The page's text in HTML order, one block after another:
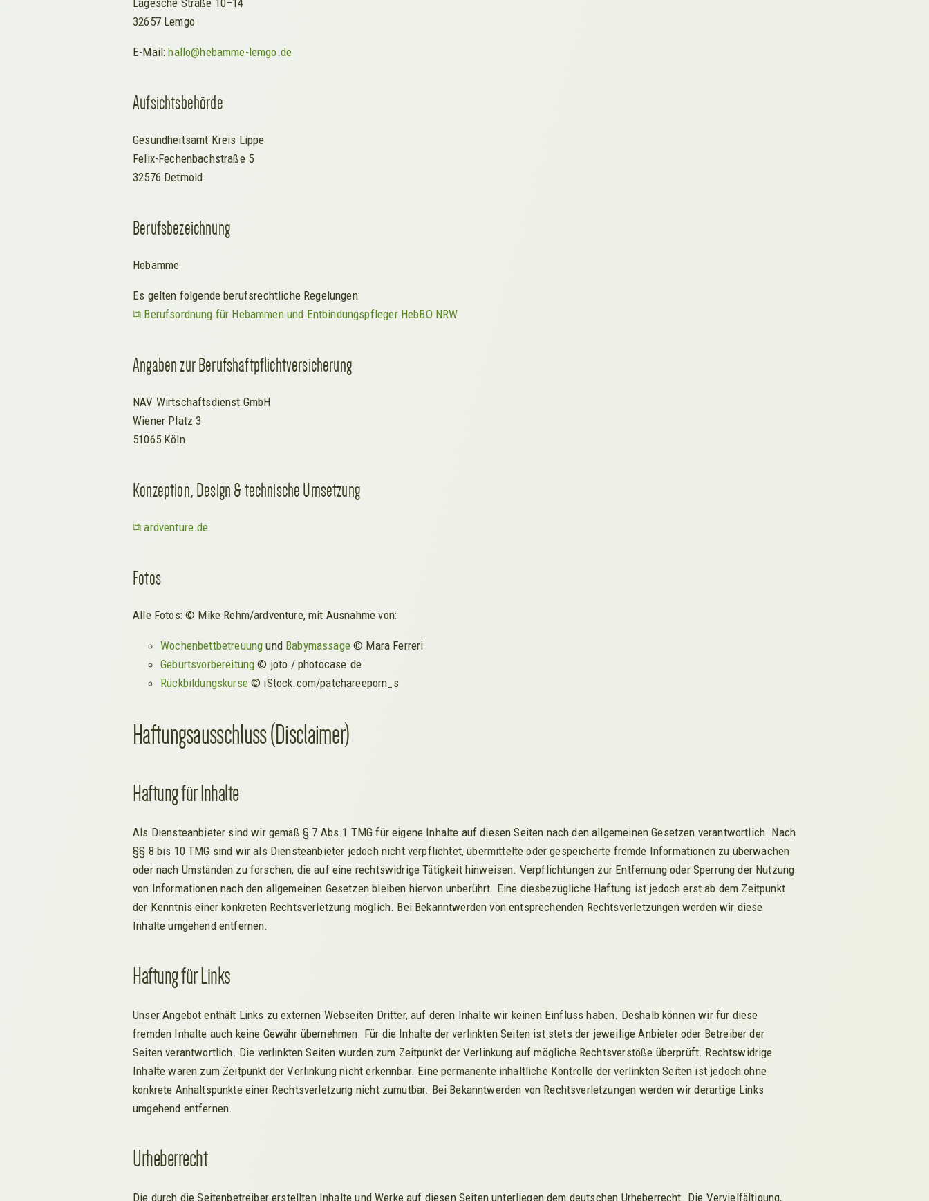
Lagesche Straße 10–14
32657 Lemgo
E-Mail:hallo@hebamme-lemgo.de
Aufsichtsbehörde
Gesundheitsamt Kreis Lippe
Felix-Fechenbachstraße 5
32576 Detmold
Berufsbezeichnung
Hebamme
Es gelten folgende berufsrechtliche Regelungen:
Berufsordnung für Hebammen und Entbindungspfleger HebBO NRW
Angaben zur Berufshaftpflichtversicherung
NAV Wirtschaftsdienst GmbH
Wiener Platz 3
51065 Köln
Konzeption, Design & technische Umsetzung
ardventure.de
Fotos
Alle Fotos: © Mike Rehm/ardventure, mit Ausnahme von:
Wochenbettbetreuung und Babymassage© Mara Ferreri
Geburtsvorbereitung © joto / photocase.de
Rückbildungskurse© iStock.com/patchareeporn_s
Haftungsausschluss (Disclaimer)
Haftung für Inhalte
Als Diensteanbieter sind wir gemäß § 7 Abs.1 TMG für eigene Inhalte auf diesen Seiten nach den allgemeinen Gesetzen verantwortlich. Nach
§§ 8 bis 10 TMG sind wir als Diensteanbieter jedoch nicht verpflichtet, übermittelte oder gespeicherte fremde Informationen zu überwachen
oder nach Umständen zu forschen, die auf eine rechtswidrige Tätigkeit hinweisen. Verpflichtungen zur Entfernung oder Sperrung der Nutzung
von Informationen nach den allgemeinen Gesetzen bleiben hiervon unberührt. Eine diesbezügliche Haftung ist jedoch erst ab dem Zeitpunkt
der Kenntnis einer konkreten Rechtsverletzung möglich. Bei Bekanntwerden von entsprechenden Rechtsverletzungen werden wir diese
Inhalte umgehend entfernen.
Haftung für Links
Unser Angebot enthält Links zu externen Webseiten Dritter, auf deren Inhalte wir keinen Einfluss haben. Deshalb können wir für diese
fremden Inhalte auch keine Gewähr übernehmen. Für die Inhalte der verlinkten Seiten ist stets der jeweilige Anbieter oder Betreiber der
Seiten verantwortlich. Die verlinkten Seiten wurden zum Zeitpunkt der Verlinkung auf mögliche Rechtsverstöße überprüft. Rechtswidrige
Inhalte waren zum Zeitpunkt der Verlinkung nicht erkennbar. Eine permanente inhaltliche Kontrolle der verlinkten Seiten ist jedoch ohne
konkrete Anhaltspunkte einer Rechtsverletzung nicht zumutbar. Bei Bekanntwerden von Rechtsverletzungen werden wir derartige Links
umgehend entfernen.
Urheberrecht
Die durch die Seitenbetreiber erstellten Inhalte und Werke auf diesen Seiten unterliegen dem deutschen Urheberrecht. Die Vervielfältigung,